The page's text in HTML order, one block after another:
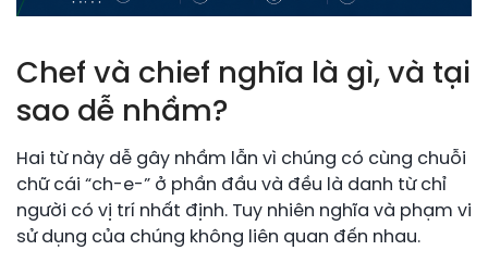
Chef và chief nghĩa là gì, và tại
sao dễ nhầm?
Hai từ này dễ gây nhầm lẫn vì chúng có cùng chuỗi
chữ cái “ch-e-” ở phần đầu và đều là danh từ chỉ
người có vị trí nhất định. Tuy nhiên nghĩa và phạm vi
sử dụng của chúng không liên quan đến nhau.